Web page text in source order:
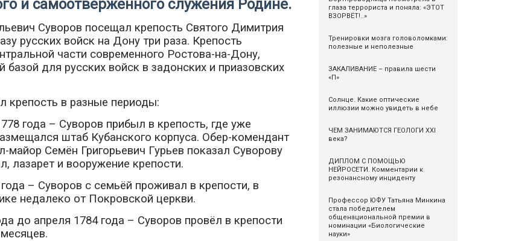
и самоотверженного служения Родине.
Суворов посещал крепость Святого Димитрия
русских войск на Дону три раза. Крепость
части современного Ростова-на-Дону,
базой для русских войск в задонских и приазовских
крепость в разные периоды:
года – Суворов прибыл в крепость, где уже
штаб Кубанского корпуса. Обер-комендант
майор Семён Григорьевич Гурьев показал Суворову
лазарет и вооружение крепости.
– Суворов с семьёй проживал в крепости, в
недалеко от Покровской церкви.
до апреля 1784 года – Суворов провёл в крепости
глаза террориста и поняла: «ЭТОТ
ВЗОРВЁТ!..»
Тренировки мозга головоломками:
полезные и неполезные
ЗАКАЛИВАНИЕ – правила шести
«П»
Солнце. Какие оптические
иллюзии можно увидеть в небе
ЧЕМ ЗАНИМАЮТСЯ ГЕОЛОГИ XXI
века?
ДИПЛОМ С ПОМОЩЬЮ
НЕЙРОСЕТИ. Комментарии к
резонансному инциденту
Профессор ЮФУ Татьяна Минкина
стала победителем
общенациональной премии в
номинации «Биологические
науки»